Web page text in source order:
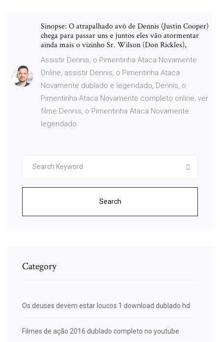
Sinopse: O atrapalhado avô de Dennis (Justin Cooper)
chega para passar uns e juntos eles vão atormentar
ainda mais o vizinho Sr. Wilson (Don Rickles),
Assistir Dennis, o Pimentinha Ataca Novamente
Online, assistir Dennis, o Pimentinha Ataca
Novamente dublado e legendado, Dennis, o
Pimentinha Ataca Novamente completo online, ver
filme Dennis, o Pimentinha Ataca Novamente
legendado
Search
Category
Os deuses devem estar loucos 1 download dublado hd
Filmes de ação 2016 dublado completo no youtube